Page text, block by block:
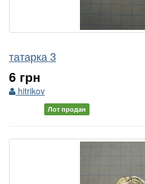
татарка 3
6 грн
hitrikov
Лот продан